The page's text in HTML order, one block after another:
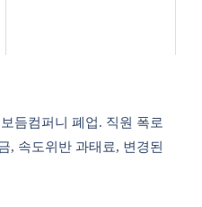
듬컴퍼니 폐업. 직원 폭로
, 속도위반 과태료, 변경된